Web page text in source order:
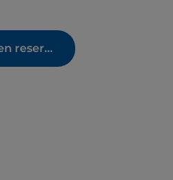
Greifen Sie jetzt auf Ihren reservierten Bereich zu